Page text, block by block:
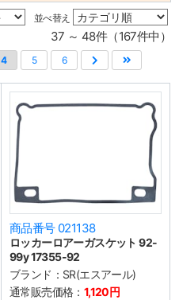
並べ替え
37 ～ 48件（167件中）
4 5 6
商品番号 021138
ロッカーロアーガスケット 92-
99y 17355-92
ブランド： SR(エスアール)
通常販売価格： 1,120円